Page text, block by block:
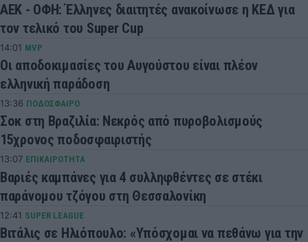
ΑΕΚ - ΟΦΗ: Έλληνες διαιτητές ανακοίνωσε η ΚΕΔ για
τον τελικό του Super Cup
14:01 MVP
Οι αποδοκιμασίες του Αυγούστου είναι πλέον
ελληνική παράδοση
13:36 ΠΟΔΟΣΦΑΙΡΟ
Σοκ στη Βραζιλία: Νεκρός από πυροβολισμούς
15χρονος ποδοσφαιριστής
13:07 ΕΠΙΚΑΙΡΟΤΗΤΑ
Βαριές καμπάνες για 4 συλληφθέντες σε στέκι
παράνομου τζόγου στη Θεσσαλονίκη
12:41 SUPER LEAGUE
Βιτάλις σε Ηλιόπουλο: «Υπόσχομαι να πεθάνω για την